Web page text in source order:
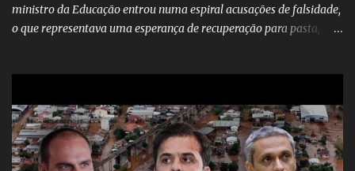
ministro da Educação entrou numa espiral acusações de falsidade,
o que representava uma esperança de recuperação para pasta,
meio vai ter o seu terceiro ministro no comando, depois da
insensatez de Vélez e as loucuras ideológicas de Weintraub, parecia
que a ala influenciada por Olavo de Carvalho tinha perdido força
na gestão... Mas as mentiras de Carlos Alberto Decotelli podem